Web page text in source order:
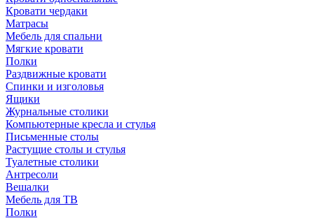
Кровати чердаки
Матрасы
Мебель для спальни
Мягкие кровати
Полки
Раздвижные кровати
Спинки и изголовья
Ящики
Журнальные столики
Компьютерные кресла и стулья
Письменные столы
Растущие столы и стулья
Туалетные столики
Антресоли
Вешалки
Мебель для ТВ
Полки